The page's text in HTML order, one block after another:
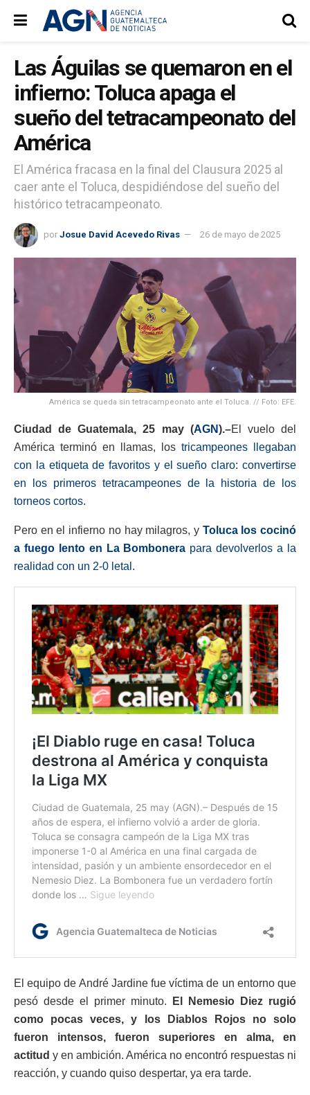
Las Águilas se quemaron en el
infierno: Toluca apaga el
sueño del tetracampeonato del
América
El América fracasa en la final del Clausura 2025 al
caer ante el Toluca, despidiéndose del sueño del
histórico tetracampeonato.
por Josue David Acevedo Rivas 26 de mayo de 2025
América se queda sin tetracampeonato ante el Toluca. // Foto: EFE.
Ciudad de Guatemala, 25 may (AGN).–El vuelo del
América terminó en llamas, los tricampeones llegaban
con la etiqueta de favoritos y el sueño claro: convertirse
en los primeros tetracampeones de la historia de los
torneos cortos.
Pero en el infierno no hay milagros, y Toluca los cocinó
a fuego lento en La Bombonera para devolverlos a la
realidad con un 2-0 letal.
El equipo de André Jardine fue víctima de un entorno que
pesó desde el primer minuto.
El Nemesio Diez rugió
como pocas veces, y los Diablos Rojos no solo
fueron intensos, fueron superiores en alma, en
actitud y en ambición. América no encontró respuestas ni
reacción, y cuando quiso despertar, ya era tarde.